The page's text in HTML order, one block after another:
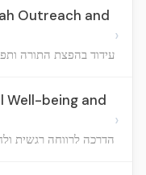
Outreach and
עידוד בהפצת התורה
›
Well-being and
הדרכה לרווחה רגשית
›